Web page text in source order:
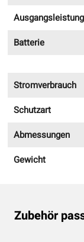
Ausgangsleistung
Batterie
Stromverbrauch
Schutzart
Abmessungen
Gewicht
Zubehör